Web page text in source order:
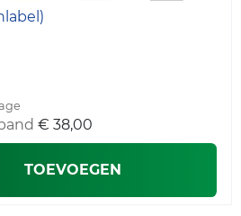
€ 38,00
TOEVOEGEN